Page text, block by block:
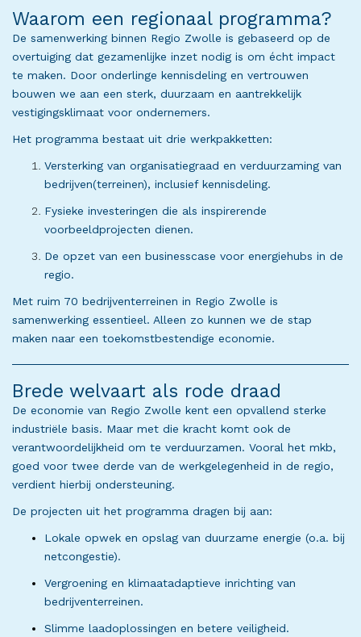
Waarom een regionaal programma?
De samenwerking binnen Regio Zwolle is gebaseerd op de
overtuiging dat gezamenlijke inzet nodig is om écht impact
te maken. Door onderlinge kennisdeling en vertrouwen
bouwen we aan een sterk, duurzaam en aantrekkelijk
vestigingsklimaat voor ondernemers.
Het programma bestaat uit drie werkpakketten:
Versterking van organisatiegraad en verduurzaming van
bedrijven(terreinen), inclusief kennisdeling.
Fysieke investeringen die als inspirerende
voorbeeldprojecten dienen.
De opzet van een businesscase voor energiehubs in de
regio.
Met ruim 70 bedrijventerreinen in Regio Zwolle is
samenwerking essentieel. Alleen zo kunnen we de stap
maken naar een toekomstbestendige economie.
Brede welvaart als rode draad
De economie van Regio Zwolle kent een opvallend sterke
industriële basis. Maar met die kracht komt ook de
verantwoordelijkheid om te verduurzamen. Vooral het mkb,
goed voor twee derde van de werkgelegenheid in de regio,
verdient hierbij ondersteuning.
De projecten uit het programma dragen bij aan:
Lokale opwek en opslag van duurzame energie (o.a. bij
netcongestie).
Vergroening en klimaatadaptieve inrichting van
bedrijventerreinen.
Slimme laadoplossingen en betere veiligheid.